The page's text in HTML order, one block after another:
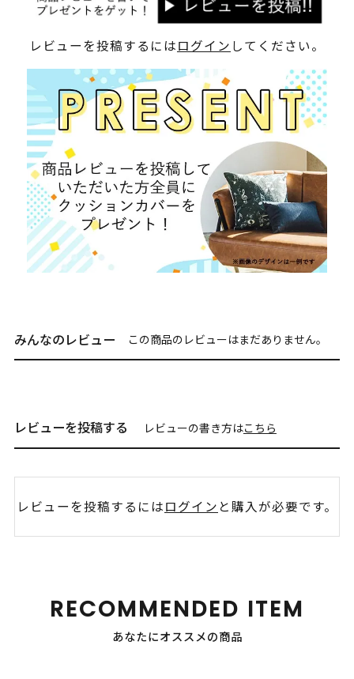
レビューを投稿するにはログイン してください。
みんなのレビュー この商品のレビューはまだありません。
レビューを投稿する レビューの書き方はこちら
レビューを投稿するにはログイン と購入が必要です。
RECOMMENDED ITEM
あなたにオススメの商品